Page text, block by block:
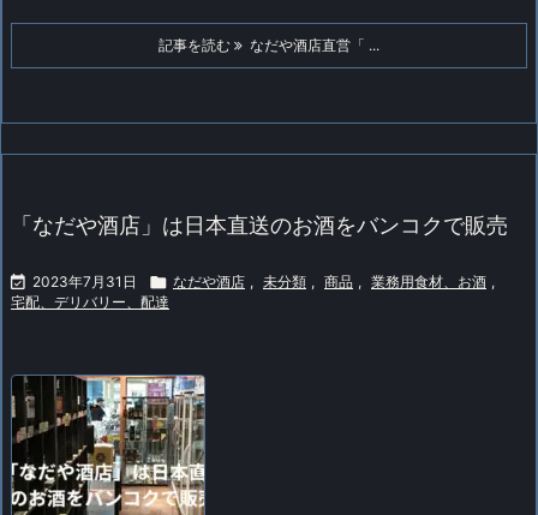
記事を読む なだや酒店直営「 ...
「なだや酒店」は日本直送のお酒をバンコクで販売
 2023年7月31日  なだや酒店 , 未分類 , 商品 , 業務用食材、お酒 ,
宅配、デリバリー、配達